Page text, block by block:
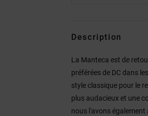
Description
La Manteca est de
préférées de DC dans
style classique pour le
plus audacieux et une
nous l'avons